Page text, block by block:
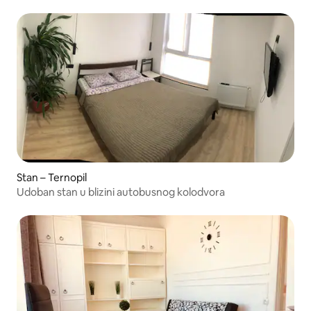
Stan – Ternopil
Udoban stan u blizini autobusnog kolodvora